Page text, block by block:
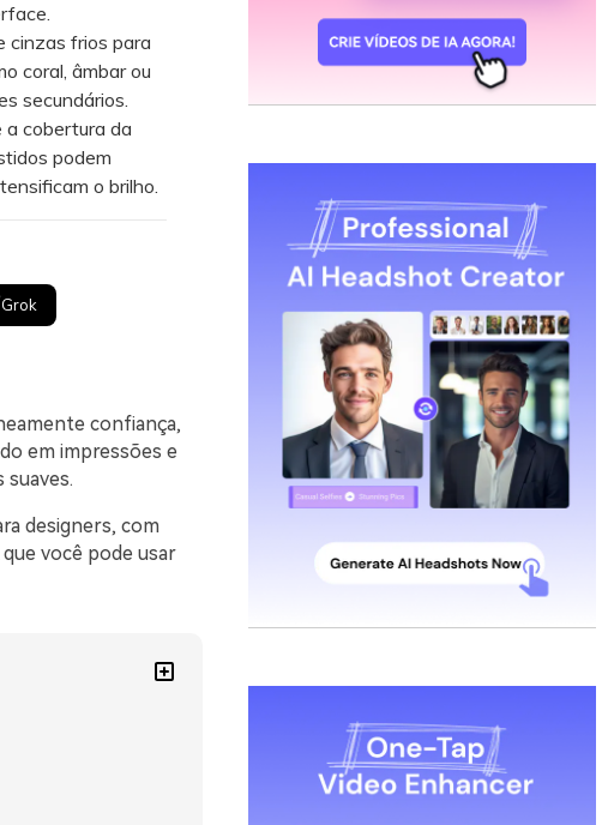
frios para
coral, âmbar ou
secundários.
cobertura da
podem
o brilho.
Grok
confiança,
em impressões e
designers, com
você pode usar